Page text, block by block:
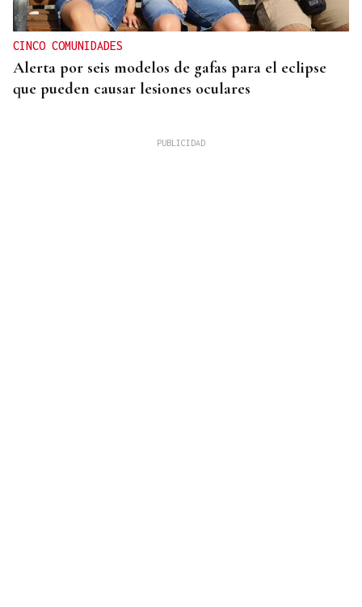
CINCO COMUNIDADES
Alerta por seis modelos de gafas para el eclipse
que pueden causar lesiones oculares